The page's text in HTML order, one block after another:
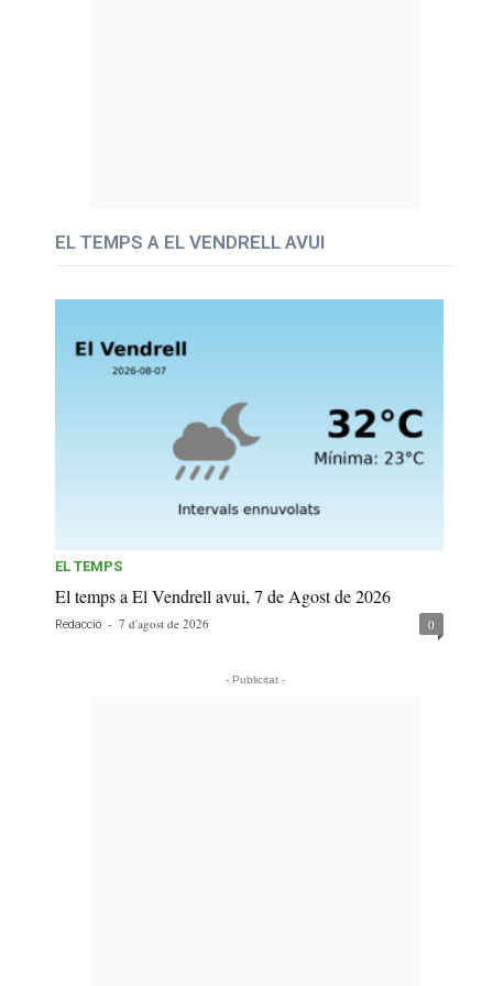
EL TEMPS A EL VENDRELL AVUI
EL TEMPS
El temps a El Vendrell avui, 7 de Agost de 2026
Redacció - 7 d'agost de 2026 0
- Publicitat -